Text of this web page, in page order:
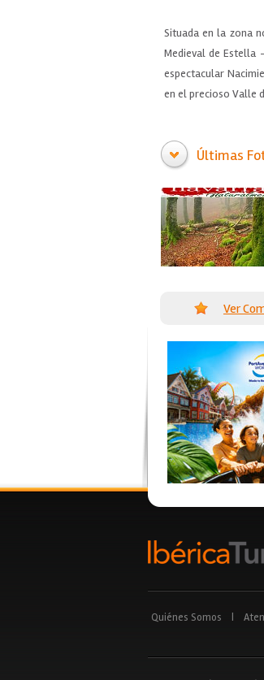
Situada en la zona
Medieval de Estella
espectacular
en el precioso Valle
Últimas
Ver
Quiénes Somos